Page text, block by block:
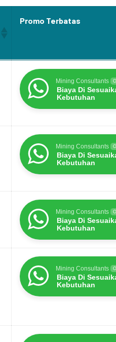
Promo Terbatas
Mining Consultants
Biaya Di
Kebutuhan
Mining Consultants
Biaya Di
Kebutuhan
Mining Consultants
Biaya Di
Kebutuhan
Mining Consultants
Biaya Di
Kebutuhan